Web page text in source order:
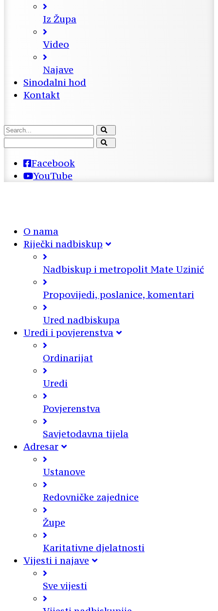
Iz Župa
Video
Najave
Sinodalni hod
Kontakt
Facebook
YouTube
O nama
Riječki nadbiskup
Nadbiskup i metropolit Mate Uzinić
Propovijedi, poslanice, komentari
Ured nadbiskupa
Uredi i povjerenstva
Ordinarijat
Uredi
Povjerenstva
Savjetodavna tijela
Adresar
Ustanove
Redovničke zajednice
Župe
Karitativne djelatnosti
Vijesti i najave
Sve vijesti